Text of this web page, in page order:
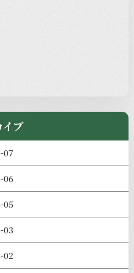
ブ
07
06
05
03
02